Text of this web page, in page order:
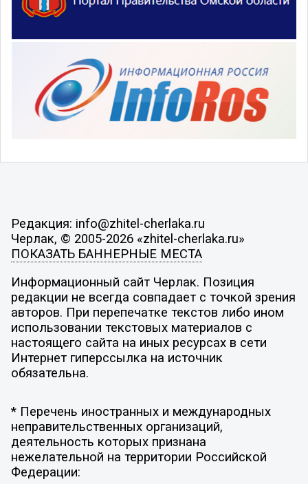
Редакция: info@zhitel-cherlaka.ru
Черлак, © 2005-2026 «zhitel-cherlaka.ru»
ПОКАЗАТЬ БАННЕРНЫЕ МЕСТА
Информационный сайт Черлак. Позиция
редакции не всегда совпадает с точкой зрения
авторов. При перепечатке текстов либо ином
использовании текстовых материалов с
настоящего сайта на иных ресурсах в сети
Интернет гиперссылка на источник
обязательна.
* Перечень иностранных и международных
неправительственных организаций,
деятельность которых признана
нежелательной на территории Российской
Федерации: